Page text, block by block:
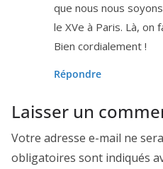
que nous nous
le XVe à Paris. Là, on
Bien cordialement !
Répondre
Laisser un
Votre adresse e-mail ne
obligatoires sont indiqués